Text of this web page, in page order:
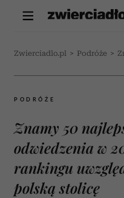
Zwierciadlo.pl > Podróże >
PODRÓŻE
Znamy 50
odwiedzenia w
rankingu
polską stolicę